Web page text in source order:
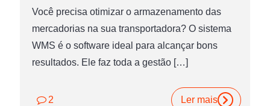
Você precisa otimizar o armazenamento das
mercadorias na sua transportadora? O sistema
WMS é o software ideal para alcançar bons
resultados. Ele faz toda a gestão […]
2 Ler mais